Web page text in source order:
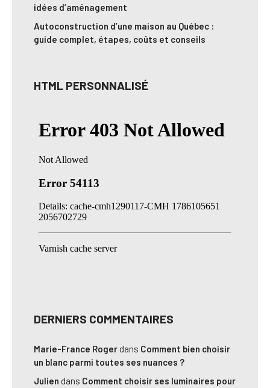
idées d’aménagement
Autoconstruction d’une maison au Québec :
guide complet, étapes, coûts et conseils
HTML PERSONNALISÉ
DERNIERS COMMENTAIRES
Marie-France Roger dans Comment bien choisir
un blanc parmi toutes ses nuances ?
Julien dans Comment choisir ses luminaires pour